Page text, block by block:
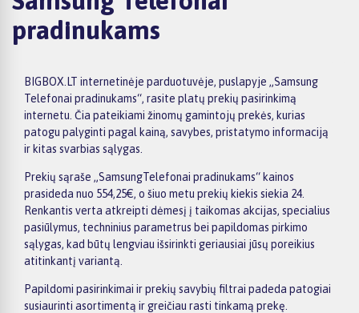
pradinukams
BIGBOX.LT internetinėje parduotuvėje, puslapyje „Samsung
Telefonai pradinukams“, rasite platų prekių pasirinkimą
internetu. Čia pateikiami žinomų gamintojų prekės, kurias
patogu palyginti pagal kainą, savybes, pristatymo informaciją
ir kitas svarbias sąlygas.
Prekių sąraše „SamsungTelefonai pradinukams“ kainos
prasideda nuo 554,25€, o šiuo metu prekių kiekis siekia 24.
Renkantis verta atkreipti dėmesį į taikomas akcijas, specialius
pasiūlymus, techninius parametrus bei papildomas pirkimo
sąlygas, kad būtų lengviau išsirinkti geriausiai jūsų poreikius
atitinkantį variantą.
Papildomi pasirinkimai ir prekių savybių filtrai padeda patogiai
susiaurinti asortimentą ir greičiau rasti tinkamą prekę.